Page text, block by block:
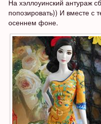
На хэллоуинский антураж
попозировать)) И вместе с
осеннем фоне.